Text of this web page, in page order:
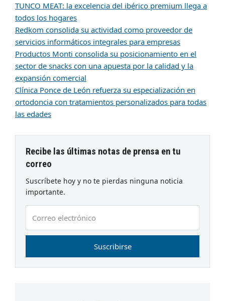
TUNCO MEAT: la excelencia del ibérico premium llega a
todos los hogares
Redkom consolida su actividad como proveedor de
servicios informáticos integrales para empresas
Productos Monti consolida su posicionamiento en el
sector de snacks con una apuesta por la calidad y la
expansión comercial
Clínica Ponce de León refuerza su especialización en
ortodoncia con tratamientos personalizados para todas
las edades
Recibe las últimas notas de prensa en tu
correo
Suscríbete hoy y no te pierdas ninguna noticia
importante.
electrónico
Suscribirse